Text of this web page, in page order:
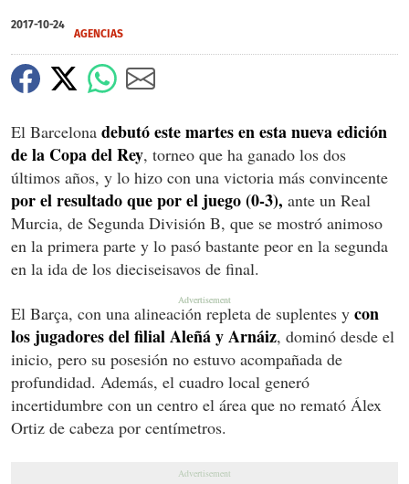
seconds
of
seconds
2017-10-24
AGENCIAS
El Barcelona debutó este martes en esta nueva edición
de la Copa del Rey, torneo que ha ganado los dos
últimos años, y lo hizo con una victoria más convincente
por el resultado que por el juego (0-3), ante un Real
Murcia, de Segunda División B, que se mostró animoso
en la primera parte y lo pasó bastante peor en la segunda
en la ida de los dieciseisavos de final.
El Barça, con una alineación repleta de suplentes y con
los jugadores del filial Aleñá y Arnáiz, dominó desde el
inicio, pero su posesión no estuvo acompañada de
profundidad. Además, el cuadro local generó
incertidumbre con un centro el área que no remató Álex
Ortiz de cabeza por centímetros.